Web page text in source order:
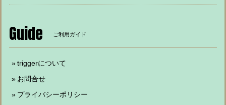
Guide ご利用ガイド
triggerについて
お問合せ
プライバシーポリシー